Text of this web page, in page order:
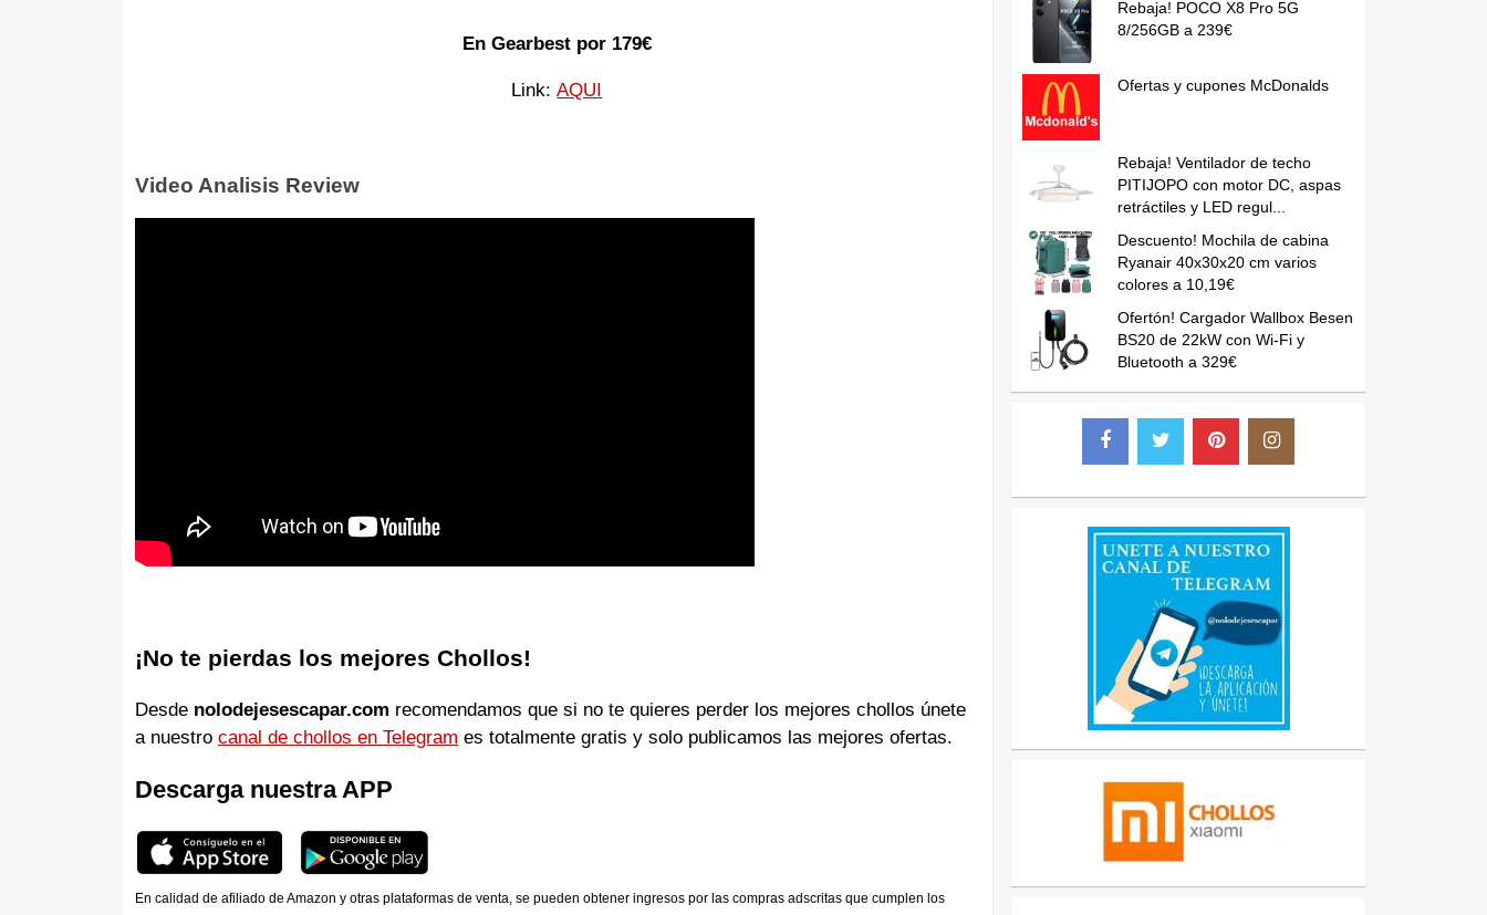
En Gearbest por 179€
Link:AQUI
Video Analisis Review
¡No te pierdas los mejores Chollos!
Desde nolodejesescapar.com recomendamos que si no te quieres perder los mejores chollos únete
a nuestro canal de chollos en Telegram es totalmente gratis y solo publicamos las mejores ofertas.
Descarga nuestra APP
En calidad de afiliado de Amazon y otras plataformas de venta, se pueden obtener ingresos por las compras adscritas que cumplen los
Rebaja! POCO X8 Pro 5G
8/256GB a 239€
Ofertas y cupones McDonalds
Rebaja! Ventilador de techo
PITIJOPO con motor DC, aspas
retráctiles y LED regul...
Descuento! Mochila de cabina
Ryanair 40x30x20 cm varios
colores a 10,19€
Ofertón! Cargador Wallbox Besen
BS20 de 22kW con Wi-Fi y
Bluetooth a 329€